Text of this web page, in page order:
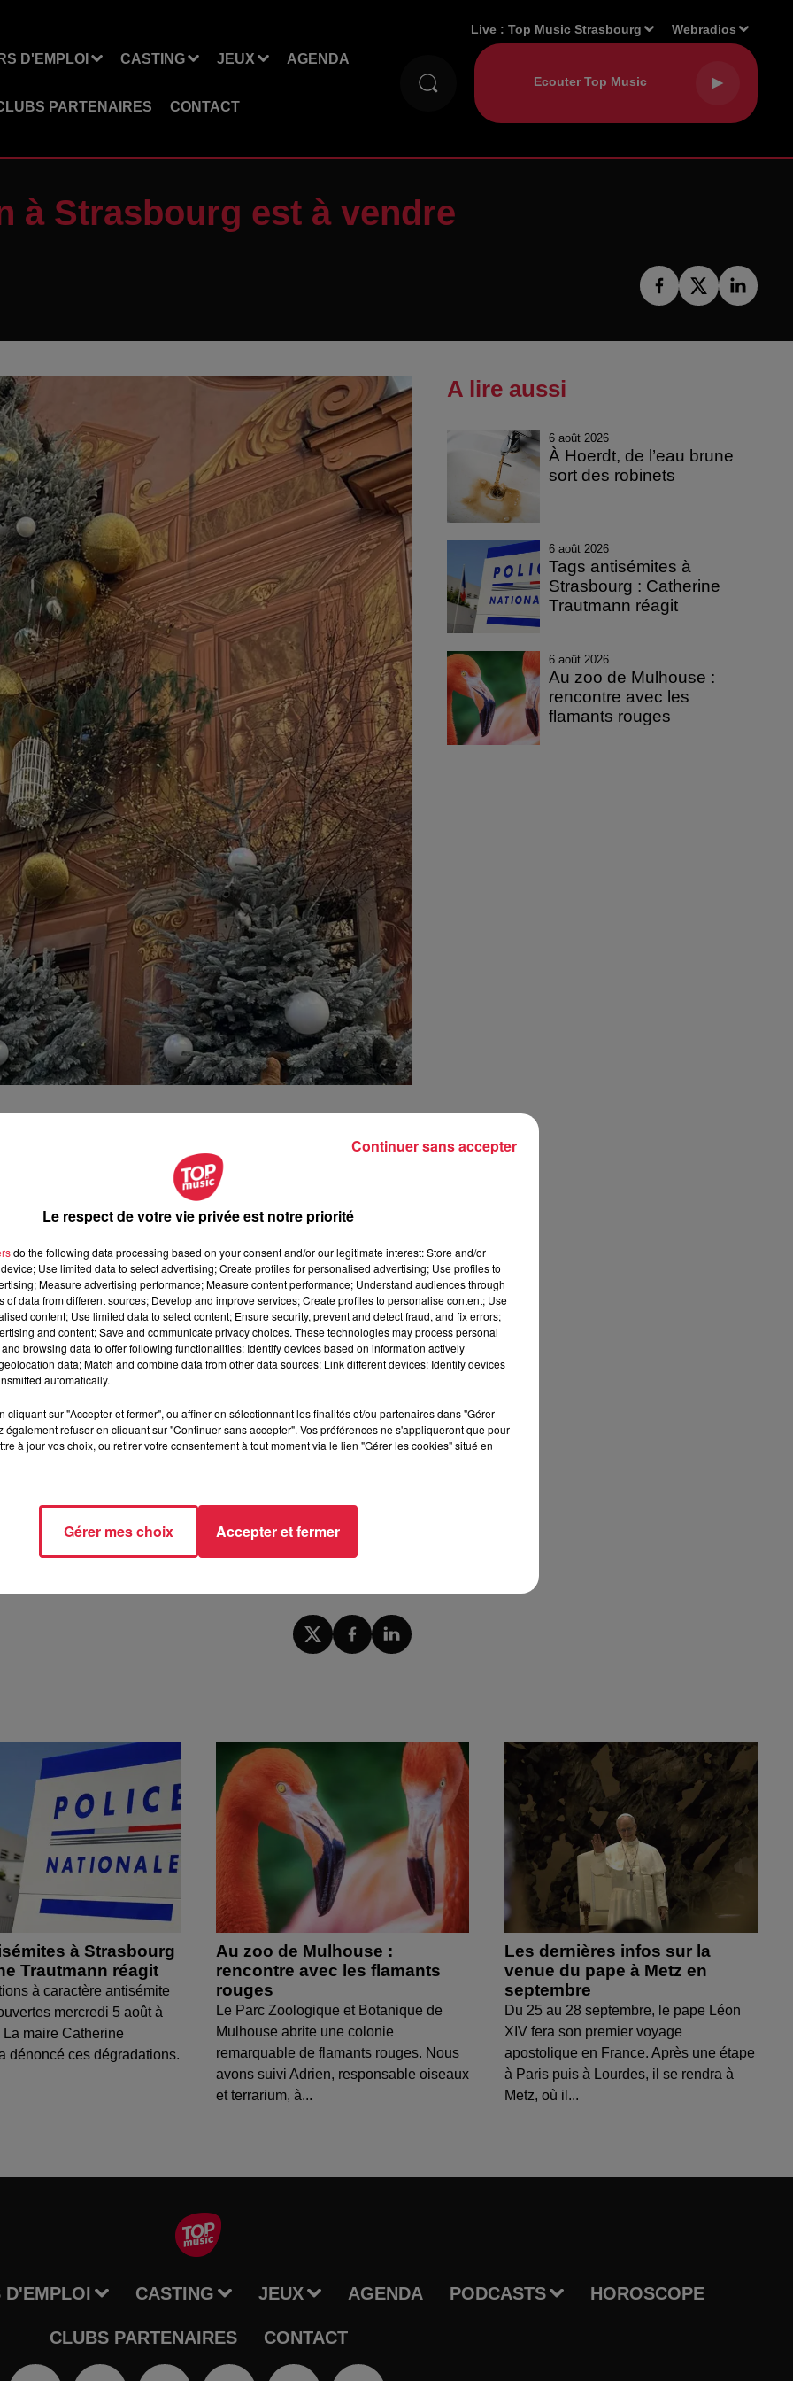
D'EMPLOI CASTING JEUX AGENDA
PARTENAIRES CONTACT
Live :Top Music Strasbourg Webradios
à Strasbourg est à vendre
propriétaires du salon de thé et de la pâtisserie cherchent
pour ses sublimes décorations sur sa façade de la rue
Ainsi, la pâtisserie (rue de l'Outre) et la salon de thé (rue
le milieu feutré de la gastronomie strasbourgeoise ! Depuis six
cherchent à trouver un repreneur pour sauver
Ces deux points de vente se trouvent par ailleurs dans
. Des affaires sur lesquelles devraient lorgner les promoteurs
Notre-Dame
18h12 Antoine Martin
A lire aussi
6 août 2026
À Hoerdt, de l’eau brune
sort des robinets
6 août 2026
Tags antisémites à
Strasbourg : Catherine
Trautmann réagit
6 août 2026
Au zoo de Mulhouse :
rencontre avec les
flamants rouges
à Strasbourg
Trautmann réagit
à caractère antisémite
mercredi 5 août à
La maire Catherine
dénoncé ces dégradations.
Au zoo de Mulhouse :
rencontre avec les flamants
rouges
Le Parc Zoologique et Botanique de
Mulhouse abrite une colonie
remarquable de flamants rouges. Nous
avons suivi Adrien, responsable oiseaux
et terrarium, à...
Les dernières infos sur la
venue du pape à Metz en
septembre
Du 25 au 28 septembre, le pape Léon
XIV fera son premier voyage
apostolique en France. Après une étape
à Paris puis à Lourdes, il se rendra à
Metz, où il...
D'EMPLOI CASTING JEUX AGENDA PODCASTS HOROSCOPE
CLUBS PARTENAIRES CONTACT
Le respect de votre vie privée est notre priorité
do the following data processing based on your consent and/or our legitimate interest: Store and/or
Use limited data to select advertising; Create profiles for personalised advertising; Use profiles to
Measure advertising performance; Measure content performance; Understand audiences through
of data from different sources; Develop and improve services; Create profiles to personalise content; Use
content; Use limited data to select content; Ensure security, prevent and detect fraud, and fix errors;
and content; Save and communicate privacy choices. These technologies may process personal
browsing data to offer following functionalities: Identify devices based on information actively
data; Match and combine data from other data sources; Link different devices; Identify devices
automatically.
cliquant sur "Accepter et fermer", ou affiner en sélectionnant les finalités et/ou partenaires dans "Gérer
également refuser en cliquant sur "Continuer sans accepter". Vos préférences ne s'appliqueront que pour
à jour vos choix, ou retirer votre consentement à tout moment via le lien "Gérer les cookies" situé en
Gérer mes choix Accepter et fermer
Continuer sans accepter